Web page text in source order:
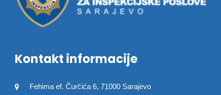
Kontakt informacije
Fehima ef. Čurčića 6, 71000 Sarajevo